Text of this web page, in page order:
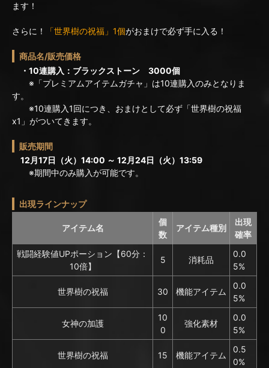
ます！
さらに！ 「世界樹の祝福」1個がおまけで必ず手に入る！
商品名/販売価格
・10連購入：ブラックストーン 3000個
※「プレミアムアイテムガチャ」は10連購入のみとなりま
す。
※10連購入1回につき、おまけとして必ず「世界樹の祝福
x1」がついてきます。
販売期間
12月17日（火）14:00 ～ 12月24日（火）13:59
※期間中のみ購入が可能です。
出現ラインナップ
アイテム名
個
数
アイテム種別
出現
確率
戦闘経験値UPポーション【60分：
10倍】
5 消耗品
0.0
5%
世界樹の祝福 30 機能アイテム
0.0
5%
女神の加護
10
0
強化素材
0.0
5%
世界樹の祝福 15 機能アイテム
0.5
0%